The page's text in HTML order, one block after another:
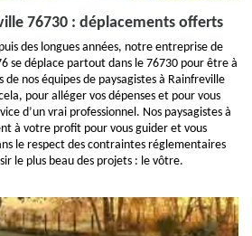
76730 : déplacements offerts
des longues années, notre entreprise de
se déplace partout dans le 76730 pour être à
de nos équipes de paysagistes à Rainfreville
pour alléger vos dépenses et pour vous
d’un vrai professionnel. Nos paysagistes à
à votre profit pour vous guider et vous
le respect des contraintes réglementaires
le plus beau des projets : le vôtre.